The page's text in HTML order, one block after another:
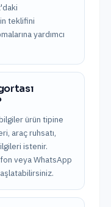
teklifini
yardımcı
ürün tipine
araç ruhsatı,
istenir.
veya WhatsApp